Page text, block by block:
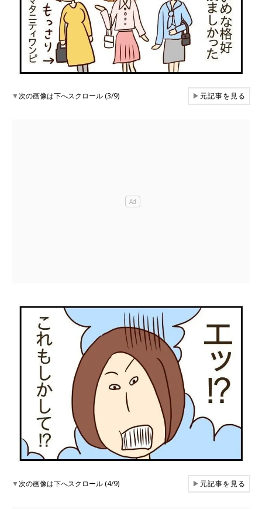
▼次の画像は下へスクロール (3/9) ▶元記事を見る
▼次の画像は下へスクロール (4/9) ▶元記事を見る